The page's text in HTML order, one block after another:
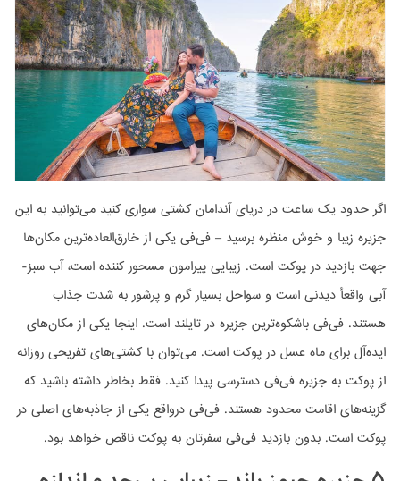
اگر حدود یک ساعت در دریای آندامان کشتی سواری کنید می‌توانید به این
جزیره زیبا و خوش منظره برسید – فی‌فی یکی از خارق‌العاده‌ترین مکان‌ها
جهت بازدید در پوکت است. زیبایی پیرامون مسحور کننده است، آب سبز-
آبی واقعأ دیدنی است و سواحل بسیار گرم و پرشور به شدت جذاب
هستند. فی‌فی باشکوه‌ترین جزیره در تایلند است. اینجا یکی از مکان‌های
ایده‌آل برای ماه عسل در پوکت است. می‌توان با کشتی‌های تفریحی روزانه
از پوکت به جزیره فی‌فی دسترسی پیدا کنید. فقط بخاطر داشته باشید که
گزینه‌های اقامت محدود هستند. فی‌فی درواقع یکی از جاذبه‌های اصلی در
پوکت است. بدون بازدید فی‌فی سفرتان به پوکت ناقص خواهد بود.